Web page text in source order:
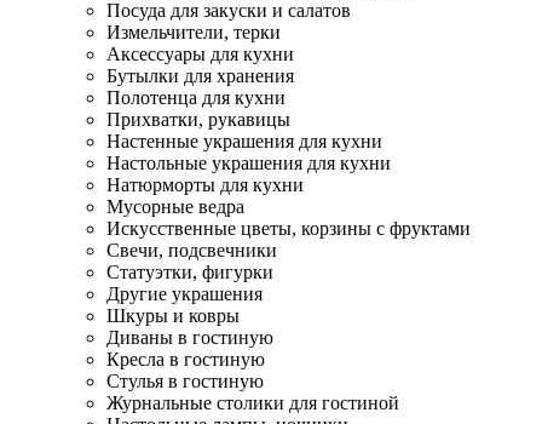
Посуда для закуски и салатов
Измельчители, терки
Аксессуары для кухни
Бутылки для хранения
Полотенца для кухни
Прихватки, рукавицы
Настенные украшения для кухни
Настольные украшения для кухни
Натюрморты для кухни
Мусорные ведра
Искусственные цветы, корзины с фруктами
Свечи, подсвечники
Статуэтки, фигурки
Другие украшения
Шкуры и ковры
Диваны в гостиную
Кресла в гостиную
Стулья в гостиную
Журнальные столики для гостиной